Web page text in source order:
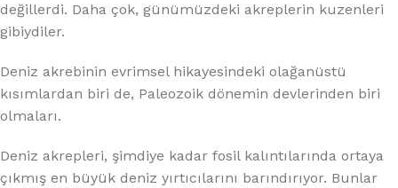
değillerdi. Daha çok, günümüzdeki akreplerin kuzenleri
gibiydiler.
Deniz akrebinin evrimsel hikayesindeki olağanüstü
kısımlardan biri de, Paleozoik dönemin devlerinden biri
olmaları.
Deniz akrepleri, şimdiye kadar fosil kalıntılarında ortaya
çıkmış en büyük deniz yırtıcılarını barındırıyor. Bunlar